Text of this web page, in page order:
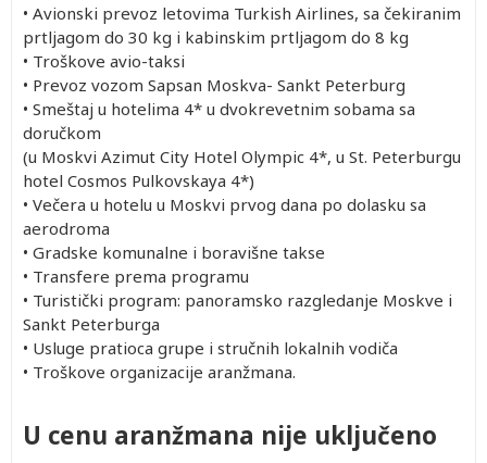
• Avionski prevoz letovima Turkish Airlines, sa čekiranim
prtljagom do 30 kg i kabinskim prtljagom do 8 kg
• Troškove avio-taksi
• Prevoz vozom Sapsan Moskva- Sankt Peterburg
• Smeštaj u hotelima 4* u dvokrevetnim sobama sa
doručkom
(u Moskvi Azimut City Hotel Olympic 4*, u St. Peterburgu
hotel Cosmos Pulkovskaya 4*)
• Večera u hotelu u Moskvi prvog dana po dolasku sa
aerodroma
• Gradske komunalne i boravišne takse
• Transfere prema programu
• Turistički program: panoramsko razgledanje Moskve i
Sankt Peterburga
• Usluge pratioca grupe i stručnih lokalnih vodiča
• Troškove organizacije aranžmana.
U cenu aranžmana nije uključeno